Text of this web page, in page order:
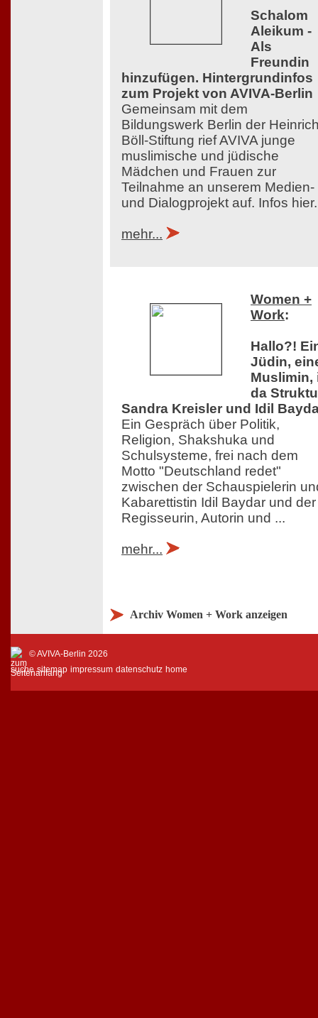
Schalom
Aleikum -
Als
Freundin
hinzufügen. Hintergrundinfos
zum Projekt von AVIVA-Berlin
Gemeinsam mit dem
Bildungswerk Berlin der
Böll-Stiftung rief AVIVA junge
muslimische und jüdische
Mädchen und Frauen zur
Teilnahme an unserem Medien-
und Dialogprojekt auf. Infos
mehr...
Women +
Work:
Hallo?!
Jüdin,
Muslimin,
da
Sandra Kreisler und Idil
Ein Gespräch über Politik,
Religion, Shakshuka und
Schulsysteme, frei nach dem
Motto "Deutschland redet"
zwischen der Schauspielerin
Kabarettistin Idil Baydar und der
Regisseurin, Autorin und ...
mehr...
Archiv Women + Work anzeigen
© AVIVA-Berlin 2026
suche sitemap impressum datenschutz home